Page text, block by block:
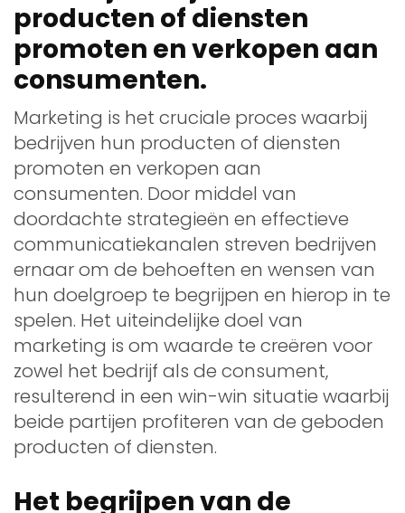
producten of diensten
promoten en verkopen aan
consumenten.
Marketing is het cruciale proces waarbij
bedrijven hun producten of diensten
promoten en verkopen aan
consumenten. Door middel van
doordachte strategieën en effectieve
communicatiekanalen streven bedrijven
ernaar om de behoeften en wensen van
hun doelgroep te begrijpen en hierop in te
spelen. Het uiteindelijke doel van
marketing is om waarde te creëren voor
zowel het bedrijf als de consument,
resulterend in een win-win situatie waarbij
beide partijen profiteren van de geboden
producten of diensten.
Het begrijpen van de